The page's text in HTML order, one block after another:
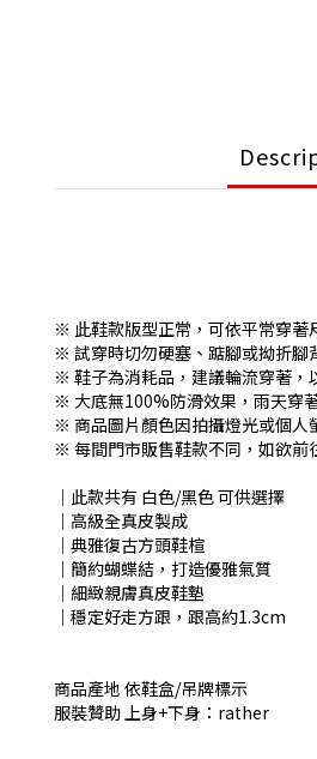
※ 此鞋款版型正常，可依平常穿著
※ 試穿時切勿硬塞、踮腳或拗折腳
※ 鞋子為消耗品，建議輪流穿著，
※ 大底無100%防滑效果，雨天穿
※ 商品圖片顏色因拍攝燈光或個人
※ 每間門市販售鞋款不同，如欲
│此款共有 白色/黑色 可供選擇
│高級全真皮製成
│典雅復古方頭鞋楦
│簡約蝴蝶結，打造優雅氣質
│細緻親膚真皮鞋墊
│穩定好走方跟，跟高約1.3cm
商品產地 依鞋盒/吊牌標示
服裝贊助 上身+下身：rather